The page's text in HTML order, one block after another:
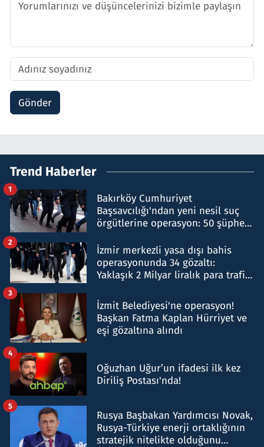
Gönder
Trend Haberler
Bakırköy Cumhuriyet
Başsavcılığı'ndan yeni nesil suç
örgütlerine operasyon: 50 şüpheli
1
İzmir merkezli yasa dışı bahis
operasyonunda 34 gözaltı:
Yaklaşık 2 Milyar liralık para trafiği
2
İzmit Belediyesi'ne operasyon!
Başkan Fatma Kaplan Hürriyet ve
eşi gözaltına alındı
3
Oğuzhan Uğur’un ifadesi ilk kez
Diriliş Postası'nda!
4
Rusya Başbakan Yardımcısı Novak,
Rusya-Türkiye enerji ortaklığının
stratejik nitelikte olduğunu
5